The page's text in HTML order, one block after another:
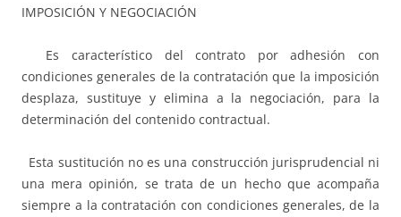
IMPOSICIÓN Y NEGOCIACIÓN
Es característico del contrato por adhesión con
condiciones generales de la contratación que la imposición
desplaza, sustituye y elimina a la negociación, para la
determinación del contenido contractual.
Esta sustitución no es una construcción jurisprudencial ni
una mera opinión, se trata de un hecho que acompaña
siempre a la contratación con condiciones generales, de la